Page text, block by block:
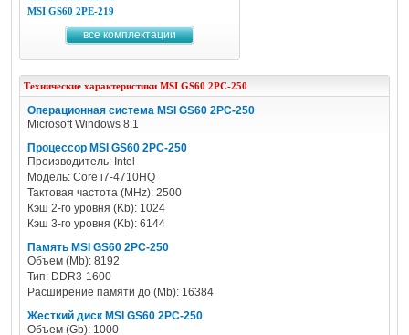
MSI GS60 2PE-219
все комплектации
Технические характеристики MSI GS60 2PC-250
Операционная система MSI GS60 2PC-250
Microsoft Windows 8.1
Процессор MSI GS60 2PC-250
Производитель: Intel
Модель: Core i7-4710HQ
Тактовая частота (MHz): 2500
Кэш 2-го уровня (Kb): 1024
Кэш 3-го уровня (Kb): 6144
Память MSI GS60 2PC-250
Объем (Mb): 8192
Тип: DDR3-1600
Расширение памяти до (Mb): 16384
Жесткий диск MSI GS60 2PC-250
Объем (Gb): 1000